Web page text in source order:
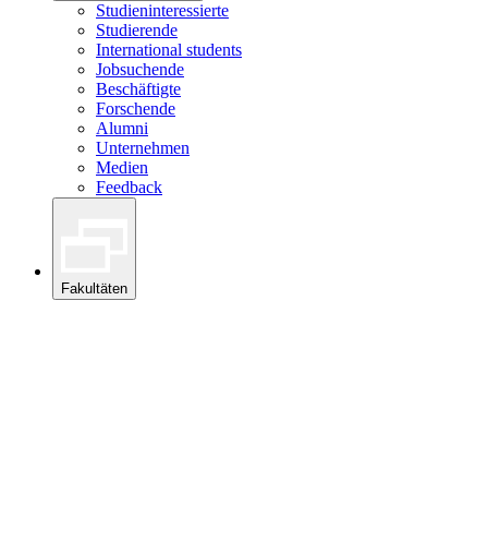
Studieninteressierte
Studierende
International students
Jobsuchende
Beschäftigte
Forschende
Alumni
Unternehmen
Medien
Feedback
Fakultäten